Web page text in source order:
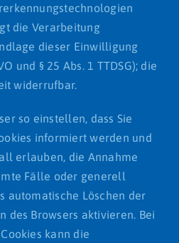
die Verarbeitung
dieser Einwilligung
und § 25 Abs. 1 TTDSG); die
widerrufbar.
so einstellen, dass Sie
informiert werden und
erlauben, die Annahme
Fälle oder generell
automatische Löschen der
des Browsers aktivieren. Bei
kann die